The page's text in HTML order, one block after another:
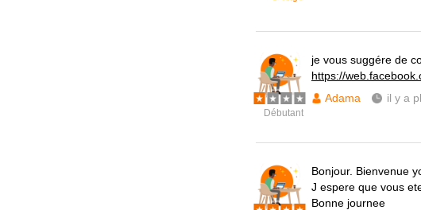
Débutant
je vous suggére de
https://
Adama
il y a
Bonjour. Bienvenue
J espere que vous
Bonne journee